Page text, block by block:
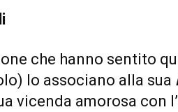
che hanno sentito
lo associano alla sua
vicenda amorosa con